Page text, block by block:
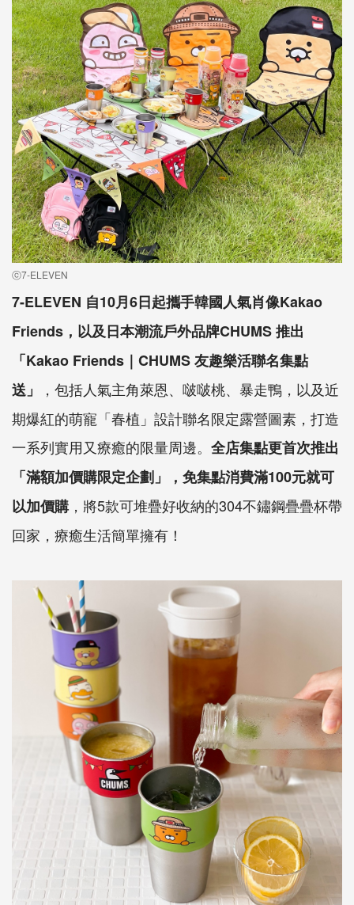
ⓒ7-ELEVEN
7-ELEVEN 自10月6日起攜手韓國人氣肖像Kakao
Friends，以及日本潮流戶外品牌CHUMS 推出
「Kakao Friends｜CHUMS 友趣樂活聯名集點
送」
，包括人氣主角萊恩、啵啵桃、暴走鴨，以及近
期爆紅的萌寵「春植」設計聯名限定露營圖素，打造
一系列實用又療癒的限量周邊。 全店集點更首次推出
「滿額加價購限定企劃」，免集點消費滿100元就可
以加價購 ，將5款可堆疊好收納的304不鏽鋼疊疊杯帶
回家，療癒生活簡單擁有！